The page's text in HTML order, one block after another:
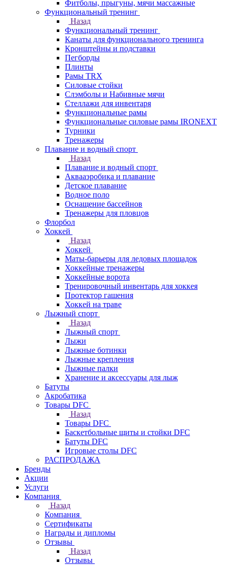
Фитболы, прыгуны, мячи массажные
Функциональный тренинг
Назад
Функциональный тренинг
Канаты для функционального тренинга
Кронштейны и подставки
Пегборды
Плинты
Рамы TRX
Силовые стойки
Слэмболы и Набивные мячи
Стеллажи для инвентаря
Функциональные рамы
Функциональные силовые рамы IRONEXT
Турники
Тренажеры
Плавание и водный спорт
Назад
Плавание и водный спорт
Аквааэробика и плавание
Детское плавание
Водное поло
Оснащение бассейнов
Тренажеры для пловцов
Флорбол
Хоккей
Назад
Хоккей
Маты-барьеры для ледовых площадок
Хоккейные тренажеры
Хоккейные ворота
Тренировочный инвентарь для хоккея
Протектор гашения
Хоккей на траве
Лыжный спорт
Назад
Лыжный спорт
Лыжи
Лыжные ботинки
Лыжные крепления
Лыжные палки
Хранение и аксессуары для лыж
Батуты
Акробатика
Товары DFC
Назад
Товары DFC
Баскетбольные щиты и стойки DFC
Батуты DFC
Игровые столы DFC
РАСПРОДАЖА
Бренды
Акции
Услуги
Компания
Назад
Компания
Сертификаты
Награды и дипломы
Отзывы
Назад
Отзывы